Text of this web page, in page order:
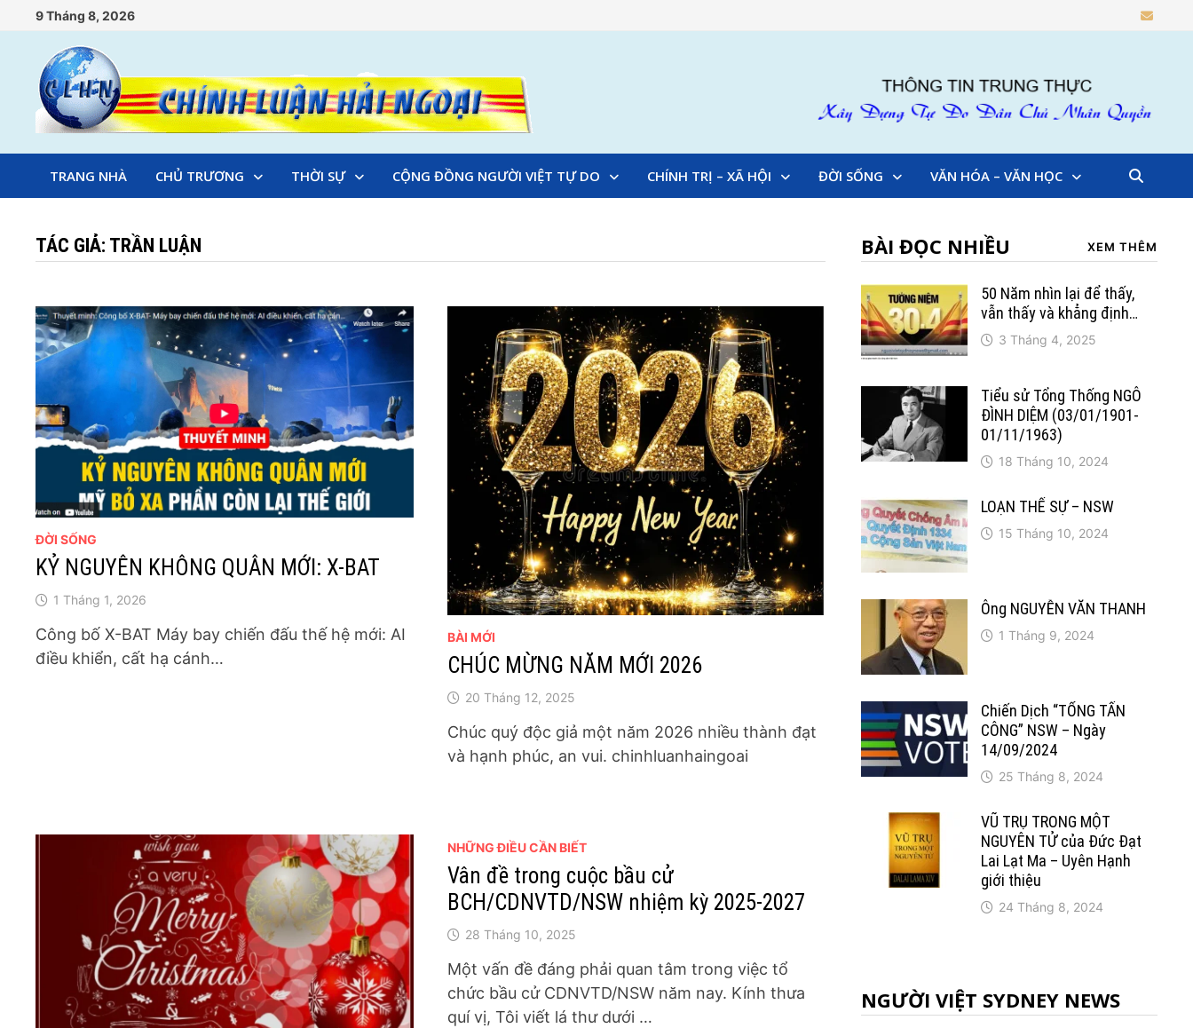
to
content
9 Tháng 8, 2026
TRANG NHÀ CHỦ TRƯƠNG THỜI SỰ CỘNG ĐỒNG NGƯỜI VIỆT TỰ DO CHÍNH TRỊ – XÃ HỘI ĐỜI SỐNG VĂN HÓA – VĂN HỌC
TÁC GIẢ: TRẦN LUẬN
ĐỜI SỐNG
KỶ NGUYÊN KHÔNG QUÂN MỚI: X-BAT
1 Tháng 1, 2026
Công bố X-BAT Máy bay chiến đấu thế hệ mới: AI
điều khiển, cất hạ cánh…
BÀI MỚI
CHÚC MỪNG NĂM MỚI 2026
20 Tháng 12, 2025
Chúc quý độc giả một năm 2026 nhiều thành đạt
và hạnh phúc, an vui. chinhluanhaingoai
NHỮNG ĐIỀU CẦN BIẾT
Vân đề trong cuộc bầu cử
BCH/CDNVTD/NSW nhiệm kỳ 2025-2027
28 Tháng 10, 2025
Một vấn đề đáng phải quan tâm trong việc tổ
chức bầu cử CDNVTD/NSW năm nay. Kính thưa
quí vị, Tôi viết lá thư dưới …
BÀI ĐỌC NHIỀU XEM THÊM
50 Năm nhìn lại để thấy,
vẫn thấy và khẳng định…
3 Tháng 4, 2025
Tiểu sử Tổng Thống NGÔ
ĐÌNH DIỆM (03/01/1901-
01/11/1963)
18 Tháng 10, 2024
LOẠN THẾ SỰ – NSW
15 Tháng 10, 2024
Ông NGUYỄN VĂN THANH
1 Tháng 9, 2024
Chiến Dịch “TỔNG TẤN
CÔNG” NSW – Ngày
14/09/2024
25 Tháng 8, 2024
VŨ TRỤ TRONG MỘT
NGUYÊN TỬ của Đức Đạt
Lai Lạt Ma – Uyên Hạnh
giới thiệu
24 Tháng 8, 2024
NGƯỜI VIỆT SYDNEY NEWS